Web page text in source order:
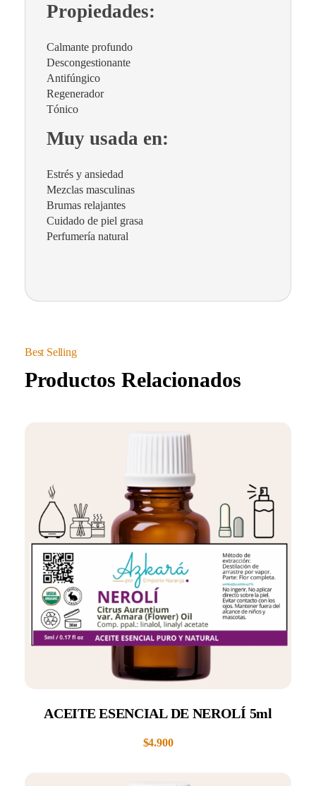
Propiedades:
Calmante profundo
Descongestionante
Antifúngico
Regenerador
Tónico
Muy usada en:
Estrés y ansiedad
Mezclas masculinas
Brumas relajantes
Cuidado de piel grasa
Perfumería natural
Productos Relacionados
ACEITE ESENCIAL DE NEROLÍ 5ml
$4.900